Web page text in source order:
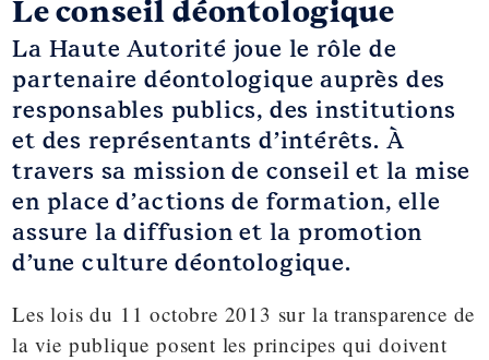
Le conseil déontologique
La Haute Autorité joue le rôle de
partenaire déontologique auprès des
responsables publics, des institutions
et des représentants d’intérêts. À
travers sa mission de conseil et la mise
en place d’actions de formation, elle
assure la diffusion et la promotion
d’une culture déontologique.
Les lois du 11 octobre 2013 sur la transparence de
la vie publique posent les principes qui doivent